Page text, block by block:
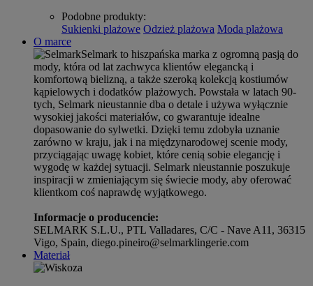
Podobne produkty:
Sukienki plażowe Odzież plażowa Moda plażowa
O marce
Selmark to hiszpańska marka z ogromną pasją do
mody, która od lat zachwyca klientów elegancką i
komfortową bielizną, a także szeroką kolekcją kostiumów
kąpielowych i dodatków plażowych. Powstała w latach 90-
tych, Selmark nieustannie dba o detale i używa wyłącznie
wysokiej jakości materiałów, co gwarantuje idealne
dopasowanie do sylwetki. Dzięki temu zdobyła uznanie
zarówno w kraju, jak i na międzynarodowej scenie mody,
przyciągając uwagę kobiet, które cenią sobie elegancję i
wygodę w każdej sytuacji. Selmark nieustannie poszukuje
inspiracji w zmieniającym się świecie mody, aby oferować
klientkom coś naprawdę wyjątkowego.
Informacje o producencie:
SELMARK S.L.U., PTL Valladares, C/C - Nave A11, 36315
Vigo, Spain, diego.pineiro@selmarklingerie.com
Materiał